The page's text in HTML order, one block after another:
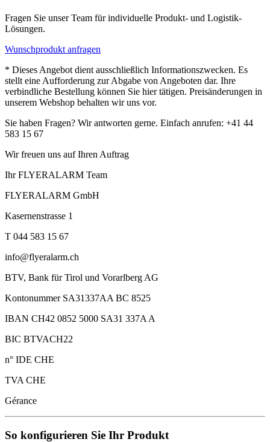
Fragen Sie unser Team für individuelle Produkt- und Logistik-
Lösungen.
Wunschprodukt anfragen
* Dieses Angebot dient ausschließlich Informationszwecken. Es
stellt eine Aufforderung zur Abgabe von Angeboten dar. Ihre
verbindliche Bestellung können Sie hier tätigen. Preisänderungen in
unserem Webshop behalten wir uns vor.
Sie haben Fragen? Wir antworten gerne. Einfach anrufen: +41 44
583 15 67
Wir freuen uns auf Ihren Auftrag
Ihr FLYERALARM Team
FLYERALARM GmbH
Kasernenstrasse 1
T 044 583 15 67
info@flyeralarm.ch
BTV, Bank für Tirol und Vorarlberg AG
Kontonummer SA31337AA BC 8525
IBAN CH42 0852 5000 SA31 337A A
BIC BTVACH22
n° IDE CHE
TVA CHE
Gérance
So konfigurieren Sie Ihr Produkt